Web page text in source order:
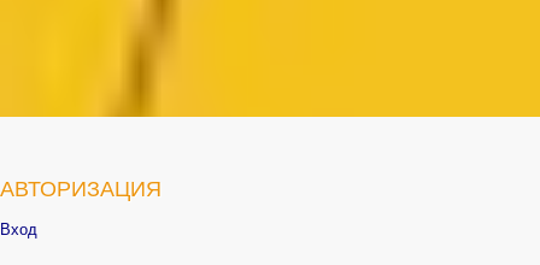
АВТОРИЗАЦИЯ
Вход